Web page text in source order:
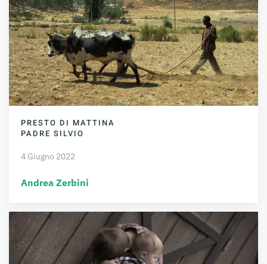
PRESTO DI MATTINA
PADRE SILVIO
4 Giugno 2022
Andrea Zerbini